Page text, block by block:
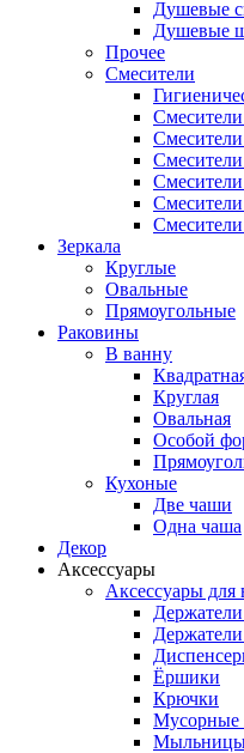
Душевые
Душевые
Прочее
Смесители
Зеркала
Круглые
Овальные
Прямоугольные
Раковины
В ванну
Круглая
Овальная
Особой
Кухоные
Две чаши
Одна чаша
Декор
Аксессуары
Аксессуары для
Держатели
Ёршики
Крючки
Мусорные